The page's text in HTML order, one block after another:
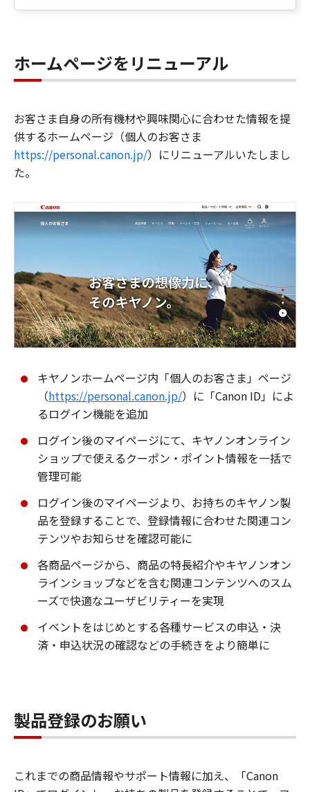
ホームページをリニューアル
お客さま自身の所有機材や興味関心に合わせた情報を提
供するホームページ（個人のお客さま
https://personal.canon.jp/）にリニューアルいたしまし
た。
キヤノンホームページ内「個人のお客さま」ページ
（https://personal.canon.jp/）に「Canon ID」によ
るログイン機能を追加
ログイン後のマイページにて、キヤノンオンライン
ショップで使えるクーポン・ポイント情報を一括で
管理可能
ログイン後のマイページより、お持ちのキヤノン製
品を登録することで、登録情報に合わせた関連コン
テンツやお知らせを確認可能に
各商品ページから、商品の特長紹介やキヤノンオン
ラインショップなどを含む関連コンテンツへのスム
ーズで快適なユーザビリティーを実現
イベントをはじめとする各種サービスの申込・決
済・申込状況の確認などの手続きをより簡単に
製品登録のお願い
これまでの商品情報やサポート情報に加え、「Canon